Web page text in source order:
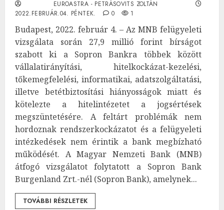
EUROASTRA - PETRÁSOVITS ZOLTÁN
2022.FEBRUÁR.04. PÉNTEK.
0 1
Budapest, 2022. február 4. – Az MNB felügyeleti
vizsgálata során 27,9 millió forint bírságot
szabott ki a Sopron Bankra többek között
vállalatirányítási, hitelkockázat-kezelési,
tőkemegfelelési, informatikai, adatszolgáltatási,
illetve betétbiztosítási hiányosságok miatt és
kötelezte a hitelintézetet a jogsértések
megszüntetésére. A feltárt problémák nem
hordoznak rendszerkockázatot és a felügyeleti
intézkedések nem érintik a bank megbízható
működését. A Magyar Nemzeti Bank (MNB)
átfogó vizsgálatot folytatott a Sopron Bank
Burgenland Zrt.-nél (Sopron Bank), amelynek...
TOVÁBBI RÉSZLETEK